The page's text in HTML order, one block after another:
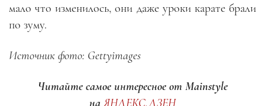
мало что изменилось, они даже уроки карате брали
по зуму.
Источник фото: Gettyimages
Читайте самое интересное от Mainstyle
на ЯНДЕКС.ДЗЕН